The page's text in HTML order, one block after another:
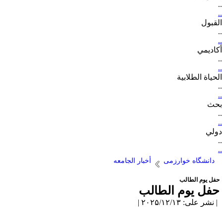
الطلابية
دانشگاه خوارزمی أخبار الجامعه
یوم الطالب
یوم الطالب
على: ۲۰۲۵/۱۲/۱۳ |